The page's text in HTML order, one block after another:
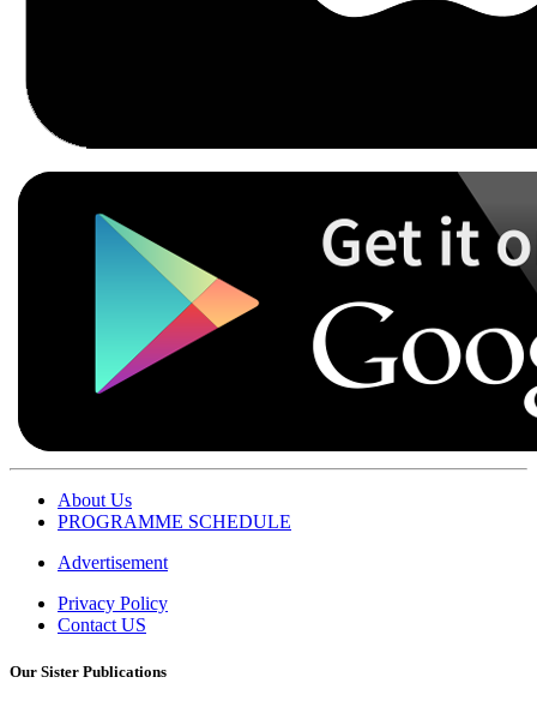
About Us
PROGRAMME SCHEDULE
Advertisement
Privacy Policy
Contact US
Our Sister Publications